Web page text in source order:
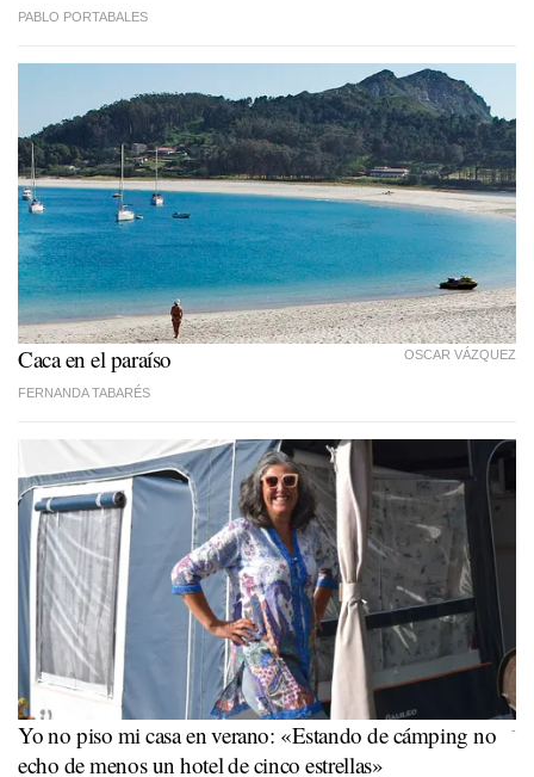
PABLO PORTABALES
OSCAR VÁZQUEZ
Caca en el paraíso
FERNANDA TABARÉS
-
Yo no piso mi casa en verano: «Estando de cámping no
echo de menos un hotel de cinco estrellas»